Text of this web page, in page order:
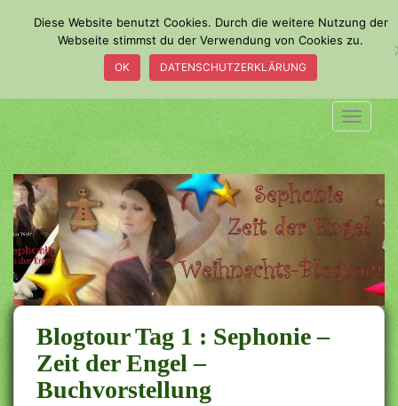
a
i
n
c
o
n
t
e
n
t
Blogtour Tag 1 : Sephonie –
Zeit der Engel –
Buchvorstellung
Diese Website benutzt Cookies. Durch die weitere Nutzung der
Webseite stimmst du der Verwendung von Cookies zu.
OK DATENSCHUTZERKLÄRUNG